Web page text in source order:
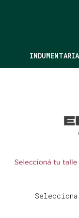
INDUMENTARIA